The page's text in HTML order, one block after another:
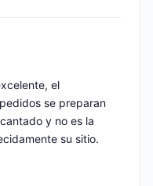
el
se preparan
y no es la
su sitio.